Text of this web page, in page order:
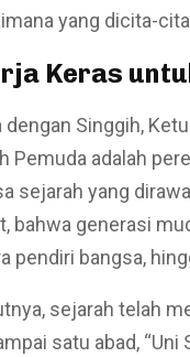
yang dicita-
Keras
dengan Singgih,
Pemuda adalah
sejarah yang
bahwa generasi
pendiri bangsa,
sejarah telah
satu abad,